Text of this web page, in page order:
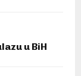
u BiH